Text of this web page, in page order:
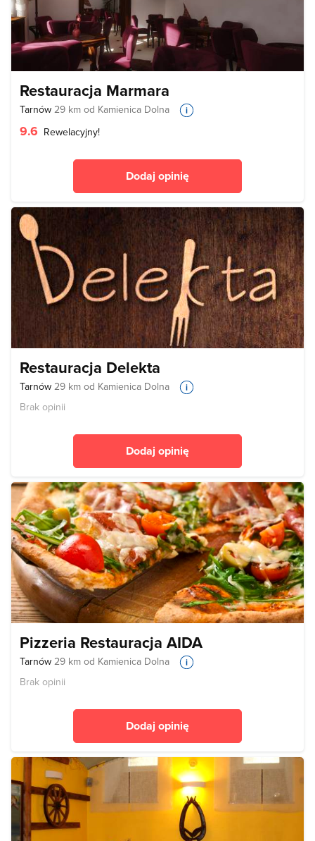
Restauracja Marmara
Tarnów 29 km od Kamienica Dolna
9.6 Rewelacyjny!
Dodaj opinię
Restauracja Delekta
Tarnów 29 km od Kamienica Dolna
Brak opinii
Dodaj opinię
Pizzeria Restauracja AIDA
Tarnów 29 km od Kamienica Dolna
Brak opinii
Dodaj opinię